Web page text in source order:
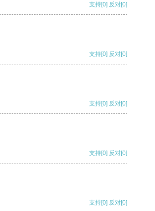
支持[0] 反对[0]
支持[0] 反对[0]
支持[0] 反对[0]
支持[0] 反对[0]
支持[0] 反对[0]